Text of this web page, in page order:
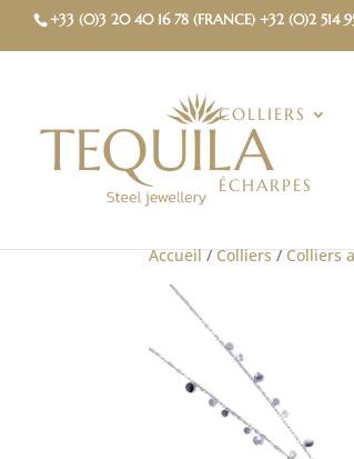
+33 (0)3 20 40 16 78 (FRANCE) +32 (0)2 514
COLLIERS
ÉCHARPES
Accueil/Colliers/Colliers